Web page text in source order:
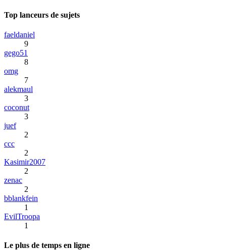
Top lanceurs de sujets
faeldaniel
9
gego51
8
omg
7
alekmaul
3
coconut
3
juef
2
ccc
2
Kasimir2007
2
zenac
2
bblankfein
1
EvilTroopa
1
Le plus de temps en ligne